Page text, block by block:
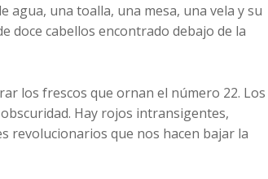
agua, una toalla, una mesa, una vela y su
doce cabellos encontrado debajo de la
los frescos que ornan el número 22. Los
Hay rojos intransigentes,
revolucionarios que nos hacen bajar la